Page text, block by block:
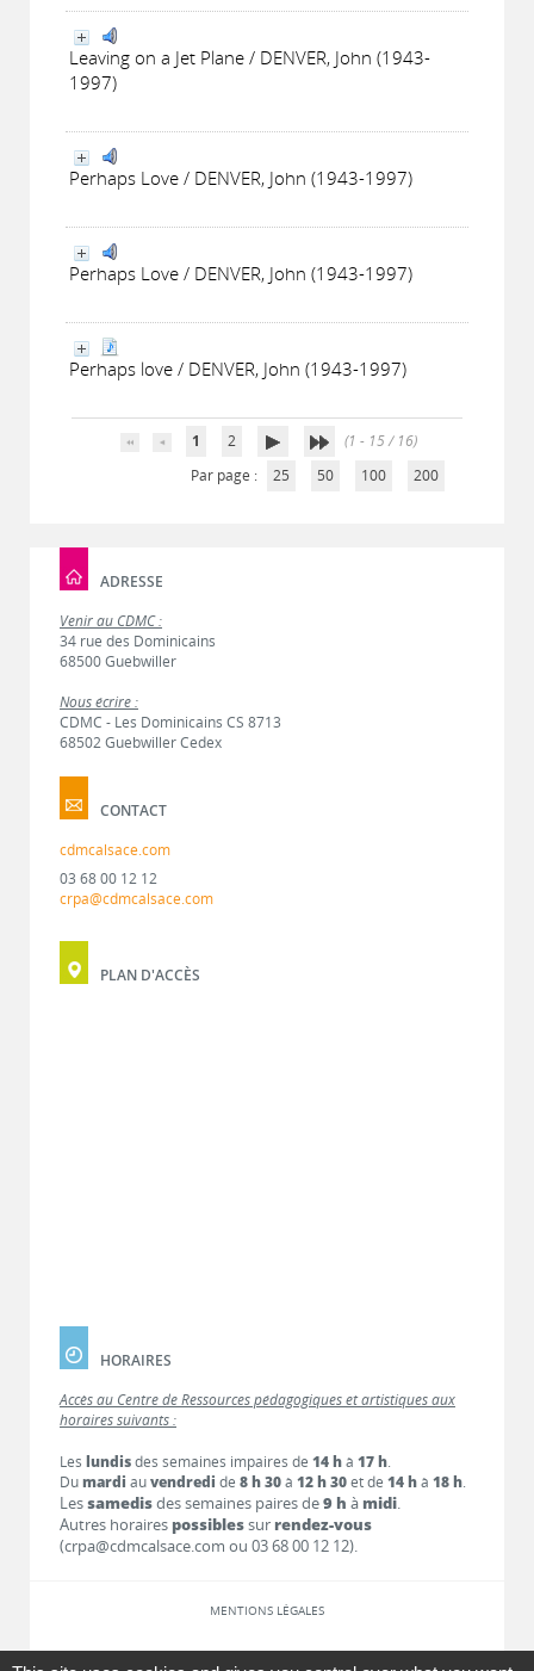
Leaving on a Jet Plane / DENVER, John (1943-
1997)
Perhaps Love / DENVER, John (1943-1997)
Perhaps Love / DENVER, John (1943-1997)
Perhaps love / DENVER, John (1943-1997)
1 2
(1 - 15 / 16)
Par page :
25 50 100 200
ADRESSE
Venir au CDMC :
34 rue des Dominicains
68500 Guebwiller
Nous écrire :
CDMC - Les Dominicains CS 8713
68502 Guebwiller Cedex
CONTACT
cdmcalsace.com
03 68 00 12 12
crpa@cdmcalsace.com
PLAN D'ACCÈS
HORAIRES
Accès au Centre de Ressources pédagogiques et artistiques aux
horaires suivants :
Les lundisdes semaines impaires de 14 hà 17 h.
Dumardi auvendredi de 8 h 30à 12 h 30et de 14 hà 18 h.
Lessamedisdes semaines paires de9 h à midi.
Autres horaires possiblessur rendez-vous
(crpa@cdmcalsace.com ou 03 68 00 12 12).
MENTIONS LÉGALES
LIENS